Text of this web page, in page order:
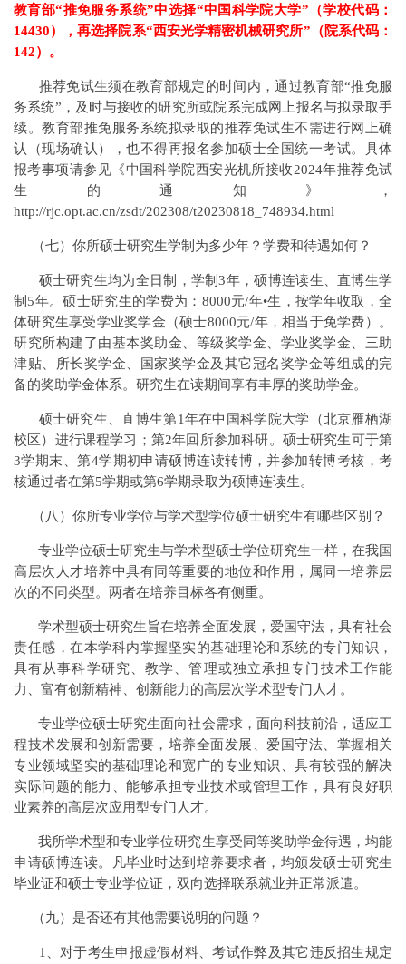
教育部“推免服务系统”中选择“中国科学院大学”（学校代码：
14430），再选择院系“西安光学精密机械研究所”（院系代码：
142）。
推荐免试生须在教育部规定的时间内，通过教育部“推免服
务系统”，及时与接收的研究所或院系完成网上报名与拟录取手
续。教育部推免服务系统拟录取的推荐免试生不需进行网上确
认（现场确认），也不得再报名参加硕士全国统一考试。具体
报考事项请参见《中国科学院西安光机所接收2024年推荐免试
生的通知》，
http://rjc.opt.ac.cn/zsdt/202308/t20230818_748934.html
（七）你所硕士研究生学制为多少年？学费和待遇如何？
硕士研究生均为全日制，学制3年，硕博连读生、直博生学
制5年。硕士研究生的学费为：8000元/年•生，按学年收取，全
体研究生享受学业奖学金（硕士8000元/年，相当于免学费）。
研究所构建了由基本奖助金、等级奖学金、学业奖学金、三助
津贴、所长奖学金、国家奖学金及其它冠名奖学金等组成的完
备的奖助学金体系。研究生在读期间享有丰厚的奖助学金。
硕士研究生、直博生第1年在中国科学院大学（北京雁栖湖
校区）进行课程学习；第2年回所参加科研。硕士研究生可于第
3学期末、第4学期初申请硕博连读转博，并参加转博考核，考
核通过者在第5学期或第6学期录取为硕博连读生。
（八）你所专业学位与学术型学位硕士研究生有哪些区别？
专业学位硕士研究生与学术型硕士学位研究生一样，在我国
高层次人才培养中具有同等重要的地位和作用，属同一培养层
次的不同类型。两者在培养目标各有侧重。
学术型硕士研究生旨在培养全面发展，爱国守法，具有社会
责任感，在本学科内掌握坚实的基础理论和系统的专门知识，
具有从事科学研究、教学、管理或独立承担专门技术工作能
力、富有创新精神、创新能力的高层次学术型专门人才。
专业学位硕士研究生面向社会需求，面向科技前沿，适应工
程技术发展和创新需要，培养全面发展、爱国守法、掌握相关
专业领域坚实的基础理论和宽广的专业知识、具有较强的解决
实际问题的能力、能够承担专业技术或管理工作，具有良好职
业素养的高层次应用型专门人才。
我所学术型和专业学位研究生享受同等奖助学金待遇，均能
申请硕博连读。凡毕业时达到培养要求者，均颁发硕士研究生
毕业证和硕士专业学位证，双向选择联系就业并正常派遣。
（九）是否还有其他需要说明的问题？
1、对于考生申报虚假材料、考试作弊及其它违反招生规定